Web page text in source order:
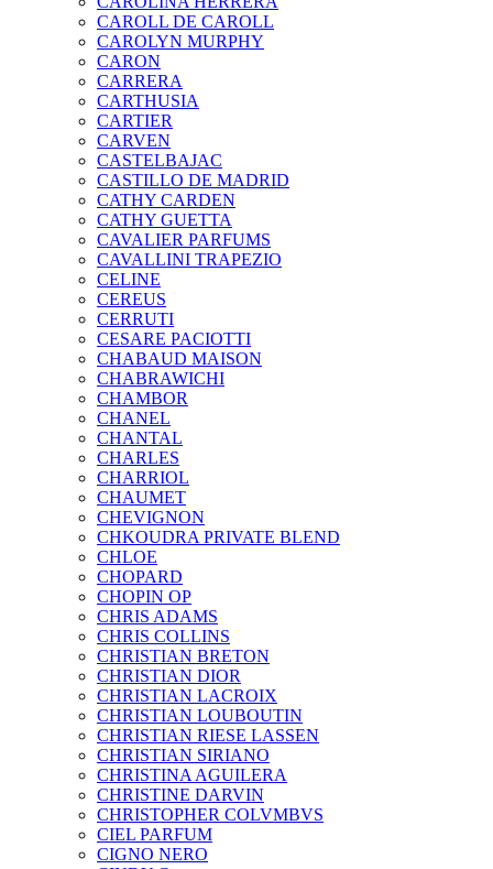
CAROLL DE CAROLL
CAROLYN MURPHY
CARON
CARRERA
CARTHUSIA
CARTIER
CARVEN
CASTELBAJAC
CASTILLO DE MADRID
CATHY CARDEN
CATHY GUETTA
CAVALIER PARFUMS
CAVALLINI TRAPEZIO
CELINE
CEREUS
CERRUTI
CESARE PACIOTTI
CHABAUD MAISON
CHABRAWICHI
CHAMBOR
CHANEL
CHANTAL
CHARLES
CHARRIOL
CHAUMET
CHEVIGNON
CHKOUDRA PRIVATE BLEND
CHLOE
CHOPARD
CHOPIN OP
CHRIS ADAMS
CHRIS COLLINS
CHRISTIAN BRETON
CHRISTIAN DIOR
CHRISTIAN LACROIX
CHRISTIAN LOUBOUTIN
CHRISTIAN RIESE LASSEN
CHRISTIAN SIRIANO
CHRISTINA AGUILERA
CHRISTINE DARVIN
CHRISTOPHER COLVMBVS
CIEL PARFUM
CIGNO NERO